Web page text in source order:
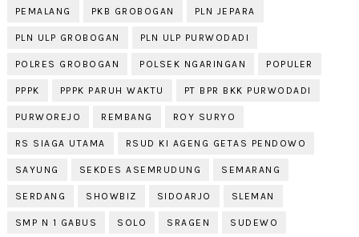
PEMALANG PKB GROBOGAN PLN JEPARA
PLN ULP GROBOGAN PLN ULP PURWODADI
POLRES GROBOGAN POLSEK NGARINGAN POPULER
PPPK PPPK PARUH WAKTU PT BPR BKK PURWODADI
PURWOREJO REMBANG ROY SURYO
RS SIAGA UTAMA RSUD KI AGENG GETAS PENDOWO
SAYUNG SEKDES ASEMRUDUNG SEMARANG
SERDANG SHOWBIZ SIDOARJO SLEMAN
SMP N 1 GABUS SOLO SRAGEN SUDEWO